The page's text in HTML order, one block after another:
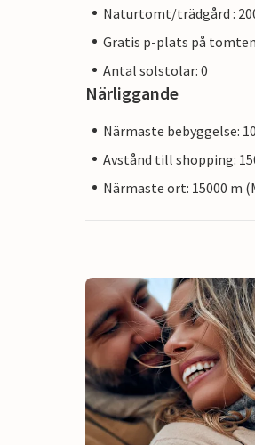
Naturtomt/trädgård :
Gratis p-plats på
Antal solstolar: 0
Närliggande
Närmaste bebyggelse:
Avstånd till shopping:
Närmaste ort: 15000 m